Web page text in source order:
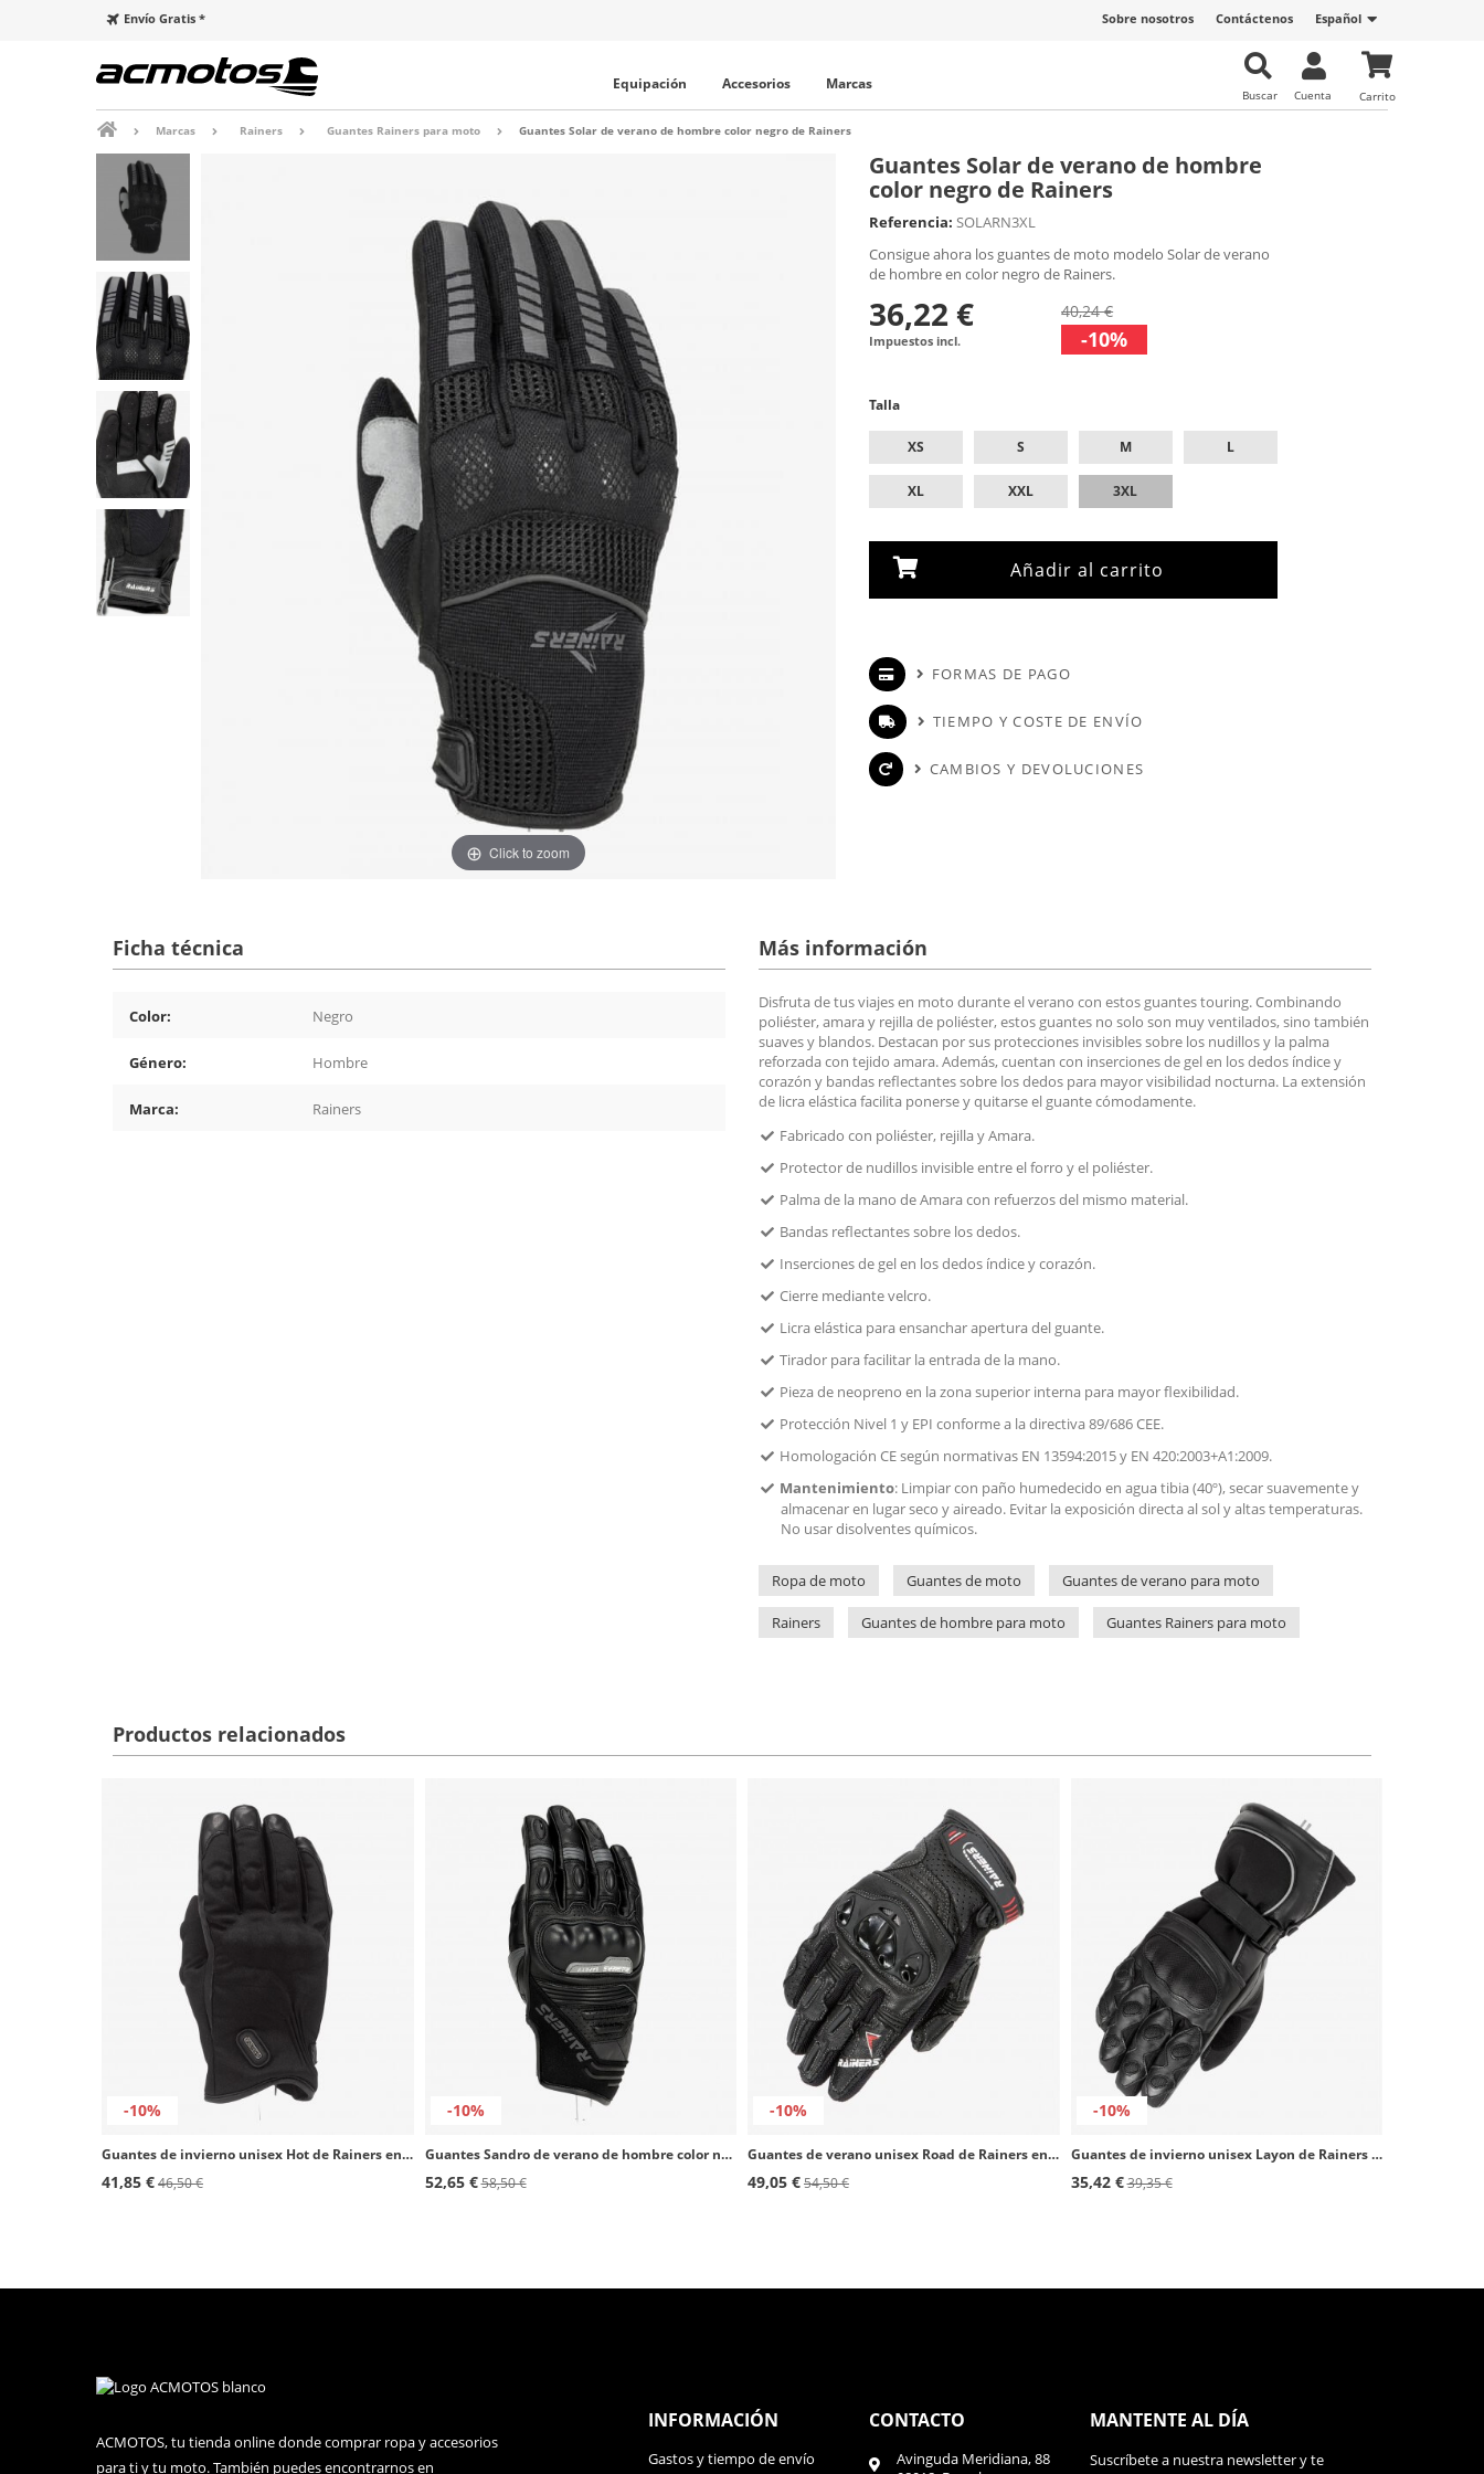
Español
Contáctenos
Sobre nosotros
Envío Gratis *
Carrito
Cuenta
Buscar
Equipación Accesorios Marcas
Marcas Rainers Guantes Rainers para moto Guantes Solar de verano de hombre color negro de Rainers
Click to zoom
Guantes Solar de verano de hombre
color negro de Rainers
Referencia: SOLARN3XL
Consigue ahora los guantes de moto modelo Solar de verano
de hombre en color negro de Rainers.
36,22 €
Impuestos incl.
40,24 €
-10%
Talla
XS S M L
XL XXL 3XL
Añadir al carrito
FORMAS DE PAGO
TIEMPO Y COSTE DE ENVÍO
CAMBIOS Y DEVOLUCIONES
Ficha técnica
Color: Negro
Género: Hombre
Marca: Rainers
Más información
Disfruta de tus viajes en moto durante el verano con estos guantes touring. Combinando
poliéster, amara y rejilla de poliéster, estos guantes no solo son muy ventilados, sino también
suaves y blandos. Destacan por sus protecciones invisibles sobre los nudillos y la palma
reforzada con tejido amara. Además, cuentan con inserciones de gel en los dedos índice y
corazón y bandas reflectantes sobre los dedos para mayor visibilidad nocturna. La extensión
de licra elástica facilita ponerse y quitarse el guante cómodamente.
Fabricado con poliéster, rejilla y Amara.
Protector de nudillos invisible entre el forro y el poliéster.
Palma de la mano de Amara con refuerzos del mismo material.
Bandas reflectantes sobre los dedos.
Inserciones de gel en los dedos índice y corazón.
Cierre mediante velcro.
Licra elástica para ensanchar apertura del guante.
Tirador para facilitar la entrada de la mano.
Pieza de neopreno en la zona superior interna para mayor flexibilidad.
Protección Nivel 1 y EPI conforme a la directiva 89/686 CEE.
Homologación CE según normativas EN 13594:2015 y EN 420:2003+A1:2009.
Mantenimiento: Limpiar con paño humedecido en agua tibia (40º), secar suavemente y
almacenar en lugar seco y aireado. Evitar la exposición directa al sol y altas temperaturas.
No usar disolventes químicos.
Ropa de moto Guantes de moto Guantes de verano para moto
Rainers Guantes de hombre para moto Guantes Rainers para moto
Productos relacionados
-10%
Guantes de invierno unisex Hot de Rainers en color negro
41,85 €46,50 €
-10%
Guantes Sandro de verano de hombre color negro de Rainers
52,65 €58,50 €
-10%
Guantes de verano unisex Road de Rainers en color negro
49,05 €54,50 €
-10%
Guantes de invierno unisex Layon de Rainers en color negro
35,42 €39,35 €
ACMOTOS, tu tienda online donde comprar ropa y accesorios
para ti y tu moto. También puedes encontrarnos en
INFORMACIÓN
Gastos y tiempo de envío
CONTACTO
Avinguda Meridiana, 88
MANTENTE AL DÍA
Suscríbete a nuestra newsletter y te